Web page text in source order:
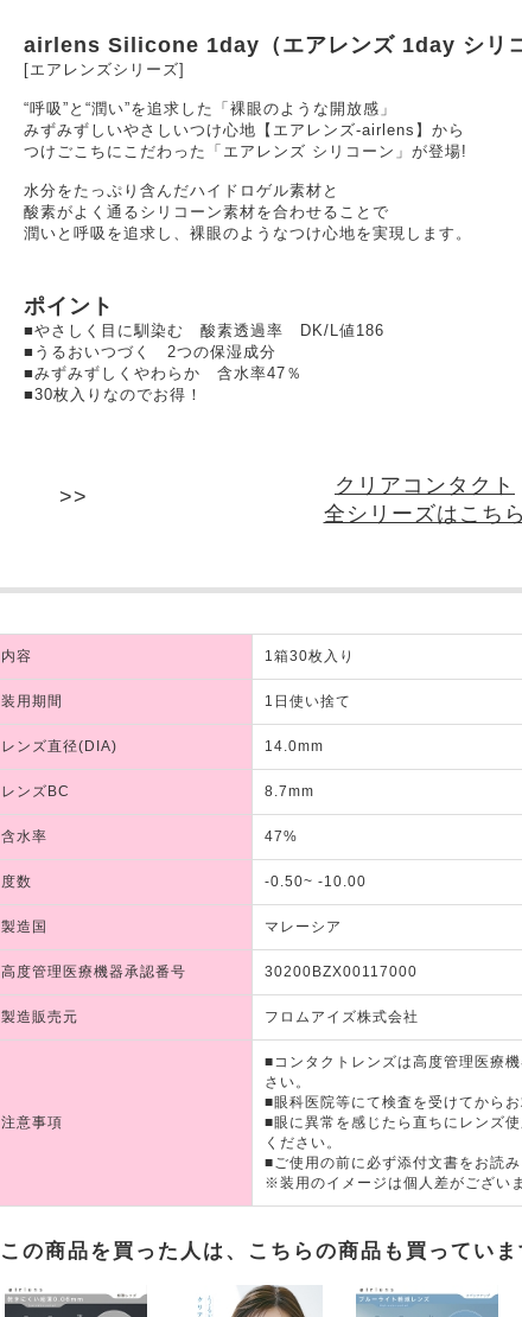
airlens Silicone 1day（エアレンズ 1day シリコ
[エアレンズシリーズ]
“呼吸”と“潤い”を追求した「裸眼のような開放感」
みずみずしいやさしいつけ心地【エアレンズ-airlens】から
つけごこちにこだわった「エアレンズ シリコーン」が登場!
水分をたっぷり含んだハイドロゲル素材と
酸素がよく通るシリコーン素材を合わせることで
潤いと呼吸を追求し、裸眼のようなつけ心地を実現します。
ポイント
■やさしく目に馴染む 酸素透過率 DK/L値186
■うるおいつづく 2つの保湿成分
■みずみずしくやわらか 含水率47％
■30枚入りなのでお得！
クリアコンタクト
全シリーズはこちら
内容 1箱30枚入り
装用期間 1日使い捨て
レンズ直径(DIA) 14.0mm
レンズBC 8.7mm
含水率 47%
度数 -0.50~ -10.00
製造国 マレーシア
高度管理医療機器承認番号 30200BZX00117000
製造販売元 フロムアイズ株式会社
注意事項
■コンタクトレンズは高度管理医療
さい。
■眼科医院等にて検査を受けてからお
■眼に異常を感じたら直ちにレンズ
ください。
■ご使用の前に必ず添付文書をお読み
※装用のイメージは個人差がござい
この商品を買った人は、こちらの商品も買っていま